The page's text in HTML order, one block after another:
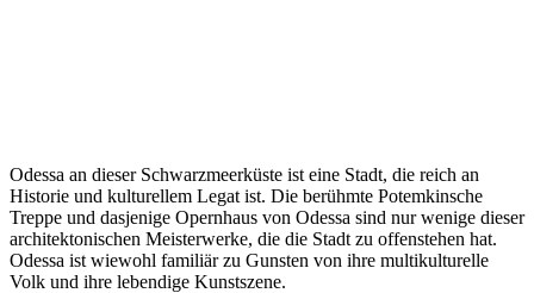
Odessa an dieser Schwarzmeerküste ist eine Stadt, die reich an
Historie und kulturellem Legat ist. Die berühmte Potemkinsche
Treppe und dasjenige Opernhaus von Odessa sind nur wenige dieser
architektonischen Meisterwerke, die die Stadt zu offenstehen hat.
Odessa ist wiewohl familiär zu Gunsten von ihre multikulturelle
Volk und ihre lebendige Kunstszene.